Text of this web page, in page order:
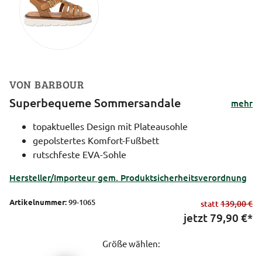
VON BARBOUR
Superbequeme Sommersandale
mehr
topaktuelles Design mit Plateausohle
gepolstertes Komfort-Fußbett
rutschfeste EVA-Sohle
Hersteller/Importeur gem. Produktsicherheitsverordnung
Artikelnummer:99-1065 statt139,00 €
jetzt 79,90 €*
Größe wählen: